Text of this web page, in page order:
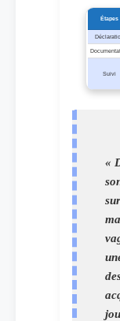
Étapes
Suivi
«